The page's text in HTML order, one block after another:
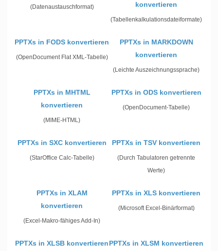
(Datenaustauschformat)
konvertieren
(Tabellenkalkulationsdateiformate)
PPTXs in FODS konvertieren
(OpenDocument Flat XML-Tabelle)
PPTXs in MARKDOWN
konvertieren
(Leichte Auszeichnungssprache)
PPTXs in MHTML
konvertieren
(MIME-HTML)
PPTXs in ODS konvertieren
(OpenDocument-Tabelle)
PPTXs in SXC konvertieren
(StarOffice Calc-Tabelle)
PPTXs in TSV konvertieren
(Durch Tabulatoren getrennte
Werte)
PPTXs in XLAM
konvertieren
(Excel-Makro-fähiges Add-In)
PPTXs in XLS konvertieren
(Microsoft Excel-Binärformat)
PPTXs in XLSB konvertierenPPTXs in XLSM konvertieren